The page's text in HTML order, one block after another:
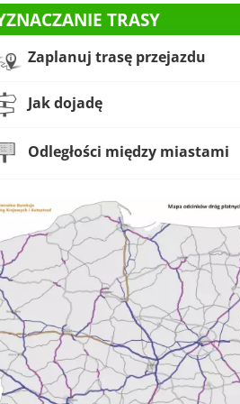
TRASY
Zaplanuj trasę przejazdu
Jak dojadę
Odległości między miastami